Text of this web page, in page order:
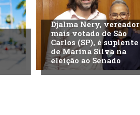
Djalma Nery, vereador
mais votado de São
Carlos (SP), é suplente
de Marina Silva na
eleição ao Senado